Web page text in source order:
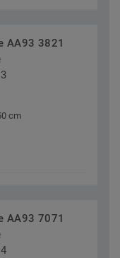
AA93 3821
cm
AA93 7071